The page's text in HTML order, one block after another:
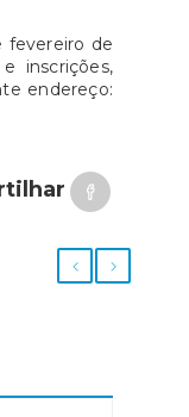
fevereiro de
inscrições,
endereço: